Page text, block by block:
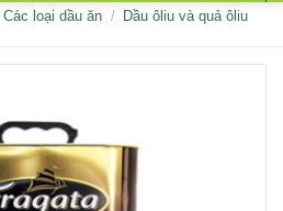
Các loại dầu ăn / Dầu ôliu và quả ôliu